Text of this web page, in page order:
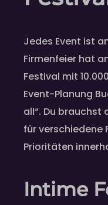
Jedes Event ist
Firmenfeier hat
Festival mit
Event-Planung
all“. Du
für verschiedene
Prioritäten
Intime